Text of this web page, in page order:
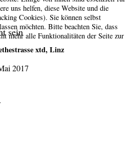
sein
xtd, Linz
2017
uns helfen, diese Website und die
Cookies). Sie können selbst
möchten. Bitte beachten Sie, dass
mehr alle Funktionalitäten der Seite zur